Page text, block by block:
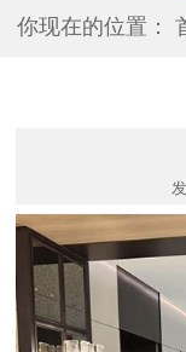
你现在的位置：